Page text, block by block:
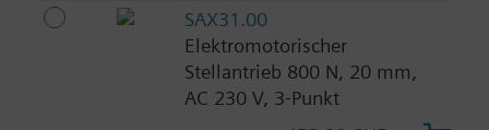
SAX31.00
Elektromotorischer
Stellantrieb 800 N, 20 mm,
AC 230 V, 3-Punkt